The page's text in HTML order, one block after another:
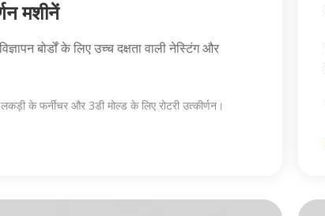
मशीनें
बोर्डों के लिए उच्च दक्षता वाली नेस्टिंग और
के फर्नीचर और 3डी मोल्ड के लिए रोटरी उत्कीर्णन।